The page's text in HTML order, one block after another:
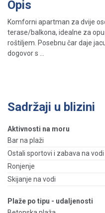
Opis
Komforni apartman za dvije
terase/balkona, idealne za
roštiljem. Posebnu čar daje
dogovor s ...
Sadržaji u blizini
Aktivnosti na moru
Bar na plaži
Ostali sportovi i zabava na vodi
Ronjenje
Skijanje na vodi
Plaže po tipu - udaljenosti